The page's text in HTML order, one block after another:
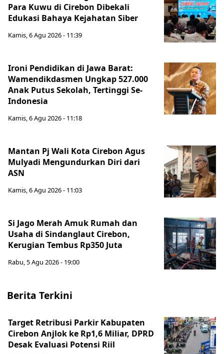
Para Kuwu di Cirebon Dibekali
Edukasi Bahaya Kejahatan Siber
Kamis, 6 Agu 2026 - 11:39
Ironi Pendidikan di Jawa Barat:
Wamendikdasmen Ungkap 527.000
Anak Putus Sekolah, Tertinggi Se-
Indonesia
Kamis, 6 Agu 2026 - 11:18
Mantan Pj Wali Kota Cirebon Agus
Mulyadi Mengundurkan Diri dari
ASN
Kamis, 6 Agu 2026 - 11:03
Si Jago Merah Amuk Rumah dan
Usaha di Sindanglaut Cirebon,
Kerugian Tembus Rp350 Juta
Rabu, 5 Agu 2026 - 19:00
Berita Terkini
Target Retribusi Parkir Kabupaten
Cirebon Anjlok ke Rp1,6 Miliar, DPRD
Desak Evaluasi Potensi Riil